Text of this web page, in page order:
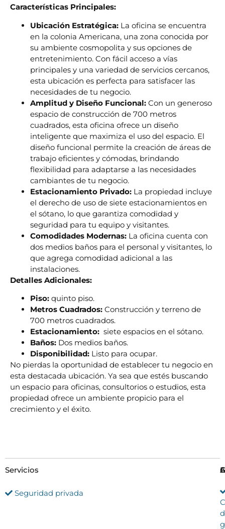
Características Principales:
Ubicación Estratégica: La oficina se encuentra
en la colonia Americana, una zona conocida por
su ambiente cosmopolita y sus opciones de
entretenimiento. Con fácil acceso a vías
principales y una variedad de servicios cercanos,
esta ubicación es perfecta para satisfacer las
necesidades de tu negocio.
Amplitud y Diseño Funcional: Con un generoso
espacio de construcción de 700 metros
cuadrados, esta oficina ofrece un diseño
inteligente que maximiza el uso del espacio. El
diseño funcional permite la creación de áreas de
trabajo eficientes y cómodas, brindando
flexibilidad para adaptarse a las necesidades
cambiantes de tu negocio.
Estacionamiento Privado: La propiedad incluye
el derecho de uso de siete estacionamientos en
el sótano, lo que garantiza comodidad y
seguridad para tu equipo y visitantes.
Comodidades Modernas: La oficina cuenta con
dos medios baños para el personal y visitantes, lo
que agrega comodidad adicional a las
instalaciones.
Detalles Adicionales:
Piso: quinto piso.
Metros Cuadrados: Construcción y terreno de
700 metros cuadrados.
Estacionamiento: siete espacios en el sótano.
Baños: Dos medios baños.
Disponibilidad: Listo para ocupar.
No pierdas la oportunidad de establecer tu negocio en
esta destacada ubicación. Ya sea que estés buscando
un espacio para oficinas, consultorios o estudios, esta
propiedad ofrece un ambiente propicio para el
crecimiento y el éxito.
Servicios
Seguridad privada